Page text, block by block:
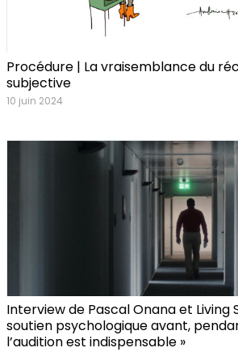
Procédure | La vraisemblance du
subjective
10 juin 2024
Interview de Pascal Onana et Living
soutien psychologique avant,
l’audition est indispensable »